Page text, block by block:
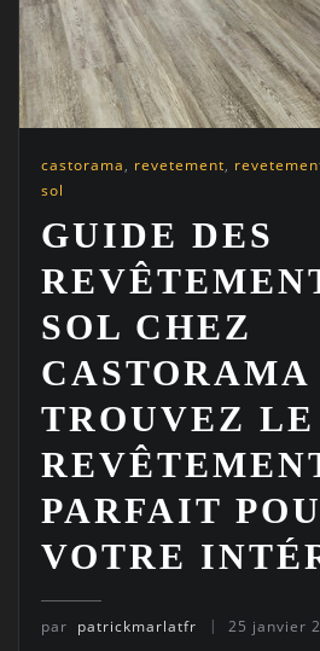
castorama, revetement,
sol
GUIDE DES
SOL CHEZ
CASTORAMA
TROUVEZ LE
PARFAIT
VOTRE
par patrickmarlatfr 25 janvier